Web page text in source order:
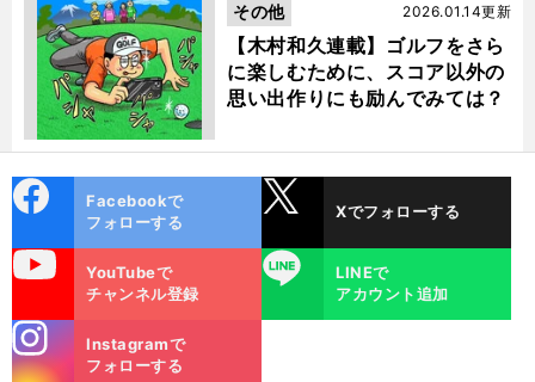
【木村和久連載】ゴルフをさら
に楽しむために、スコア以外の
思い出作りにも励んでみては？
2026.01.14更新
その他
ok
Facebookで
フォローする
Xでフォローする
YouTubeで
チャンネル登録
LINE
LINEで
アカウント追加
m
Instagramで
フォローする